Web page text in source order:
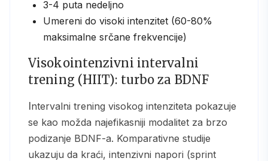
3-4 puta nedeljno
Umereni do visoki intenzitet (60-80%
maksimalne srčane frekvencije)
Visokointenzivni intervalni
trening (HIIT): turbo za BDNF
Intervalni trening visokog intenziteta pokazuje
se kao možda najefikasniji modalitet za brzo
podizanje BDNF-a. Komparativne studije
ukazuju da kraći, intenzivni napori (sprint